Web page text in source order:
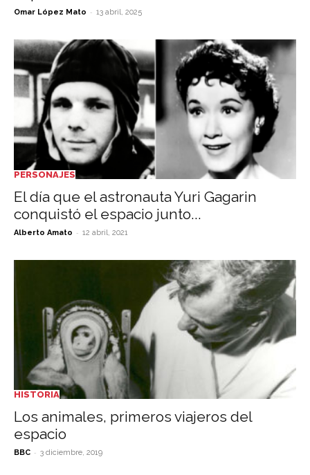
Omar López Mato - 13 abril, 2025
PERSONAJES
El día que el astronauta Yuri Gagarin
conquistó el espacio junto...
Alberto Amato - 12 abril, 2021
HISTORIA
Los animales, primeros viajeros del
espacio
BBC - 3 diciembre, 2019